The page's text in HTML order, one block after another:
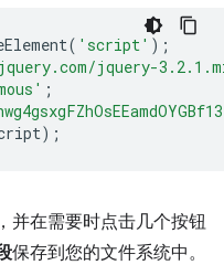
( 'script' );
jquery-
;
);
并在需要时点击几个按钮
保存到您的文件系统中。